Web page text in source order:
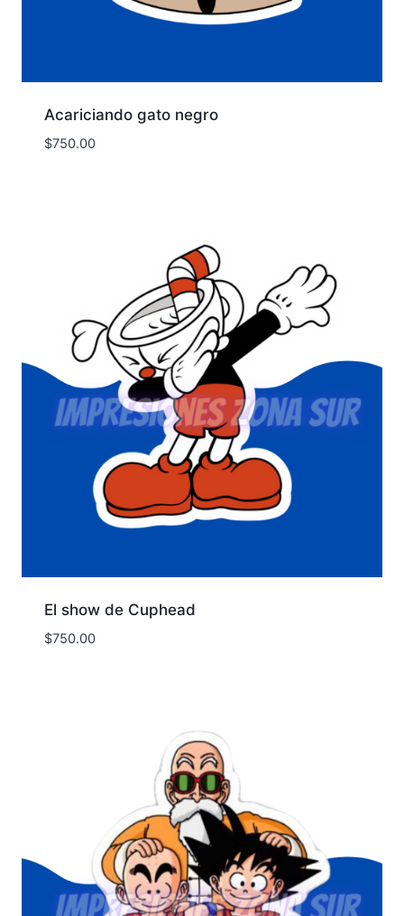
Acariciando gato negro
$750.00
El show de Cuphead
$750.00